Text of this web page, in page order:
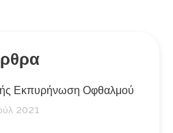
Εκπυρήνωση Οφθαλμού
2021